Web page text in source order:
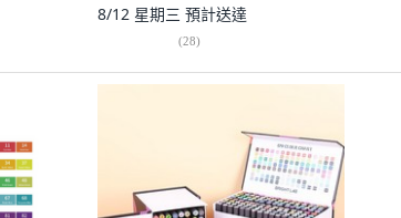
8/12 星期三 預計送達
(28)